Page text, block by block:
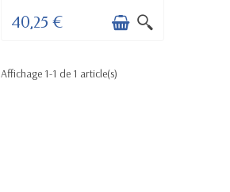
40,25 €
Affichage 1-1 de 1 article(s)